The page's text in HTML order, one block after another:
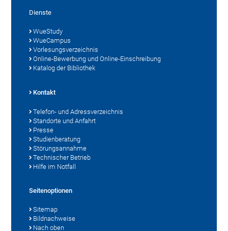
Dienste
WueStudy
WueCampus
Vorlesungsverzeichnis
Online-Bewerbung und Online-Einschreibung
Katalog der Bibliothek
Kontakt
Telefon- und Adressverzeichnis
Standorte und Anfahrt
Presse
Studienberatung
Störungsannahme
Technischer Betrieb
Hilfe im Notfall
Seitenoptionen
Sitemap
Bildnachweise
Nach oben